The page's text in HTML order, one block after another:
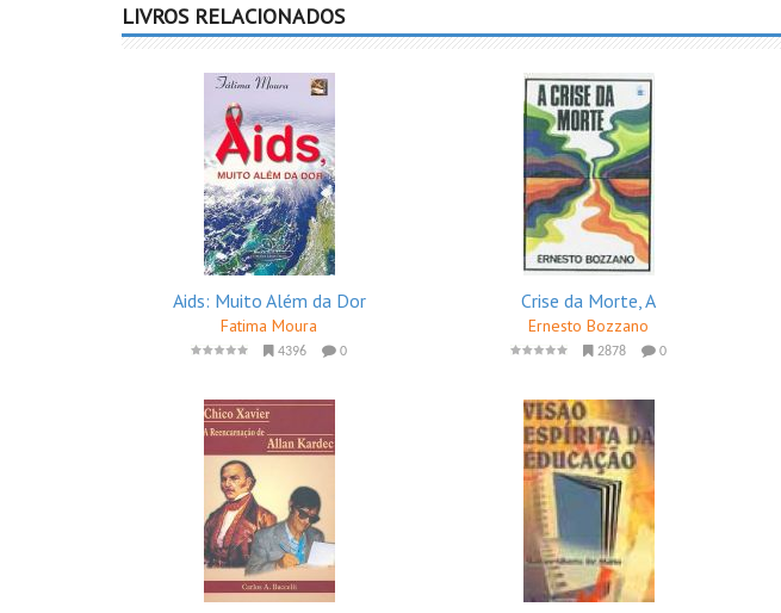
LIVROS RELACIONADOS
Aids: Muito Além da Dor
Fatima Moura
4396 0
Crise da Morte, A
Ernesto Bozzano
2878 0